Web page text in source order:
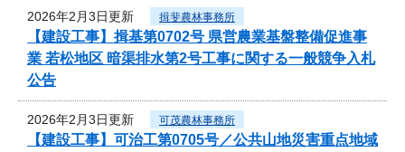
2026年2月3日更新 揖斐農林事務所
【建設工事】揖基第0702号 県営農業基盤整備促進事
業 若松地区 暗渠排水第2号工事に関する一般競争入札
公告
2026年2月3日更新 可茂農林事務所
【建設工事】可治工第0705号／公共山地災害重点地域